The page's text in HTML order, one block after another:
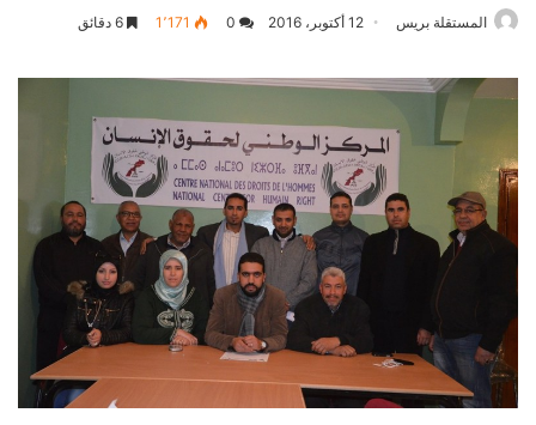
المستقلة بريس 12 أكتوبر، 2016 0 1٬171